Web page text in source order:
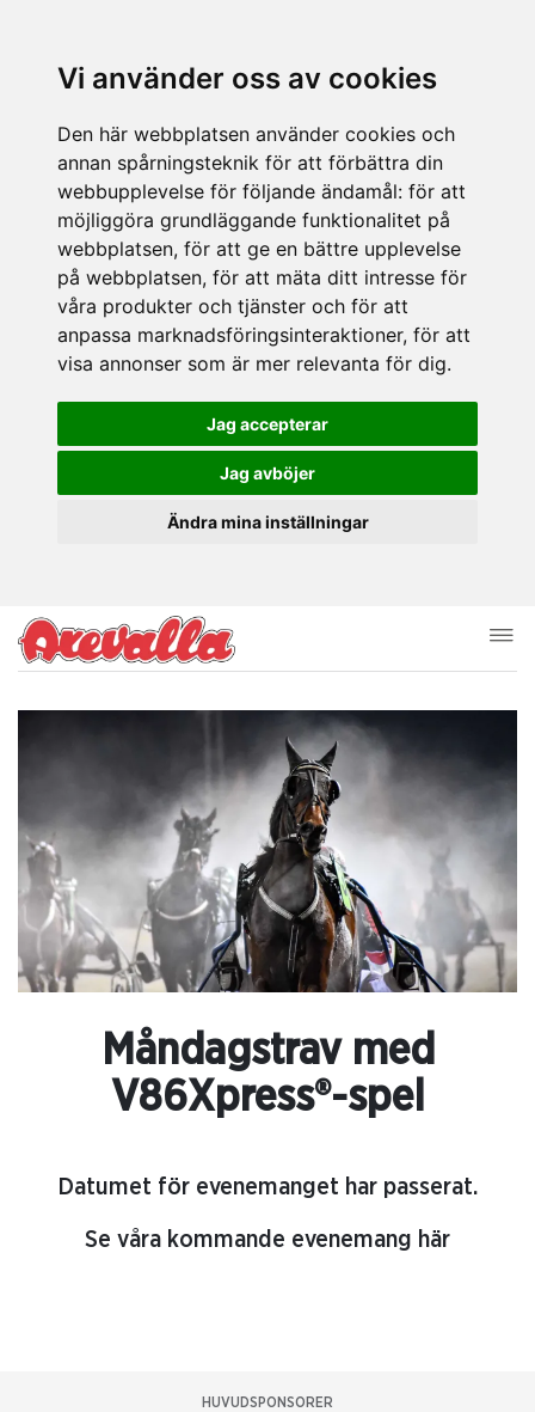
Vi använder oss av cookies
Den här webbplatsen använder cookies och
annan spårningsteknik för att förbättra din
webbupplevelse för följande ändamål: för att
möjliggöra grundläggande funktionalitet på
webbplatsen, för att ge en bättre upplevelse
på webbplatsen, för att mäta ditt intresse för
våra produkter och tjänster och för att
anpassa marknadsföringsinteraktioner, för att
visa annonser som är mer relevanta för dig.
Jag accepterar
Jag avböjer
Ändra mina inställningar
Måndagstrav med
V86Xpress®-spel
Datumet för evenemanget har passerat.
Se våra kommande evenemang här
HUVUDSPONSORER